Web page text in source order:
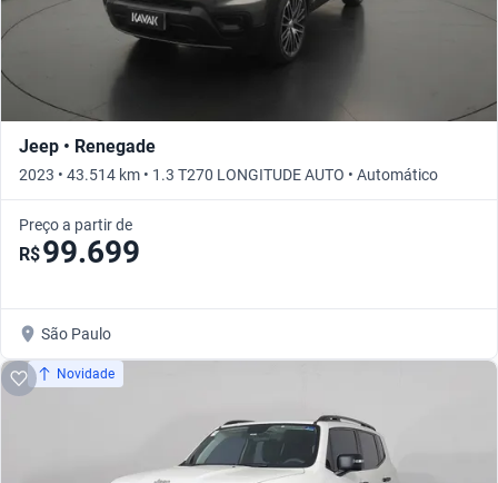
Jeep • Renegade
2023 • 43.514 km • 1.3 T270 LONGITUDE AUTO • Automático
Preço a partir de
R$99.699
São Paulo
Novidade